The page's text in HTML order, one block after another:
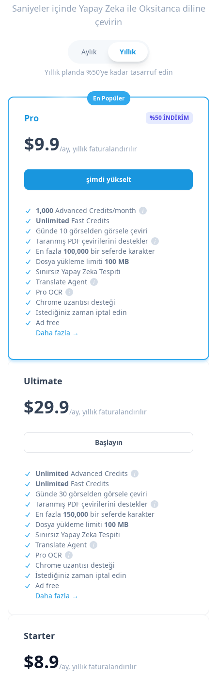
Saniyeler içinde Yapay Zeka ile Oksitanca diline
çevirin
Aylık Yıllık
Yıllık planda %50’ye kadar tasarruf edin
Starter
$8.9/ay, yıllık faturalandırılır
En Popüler
Pro %50 İNDİRİM
$9.9/ay, yıllık faturalandırılır
şimdi yükselt
1,000 Advanced Credits/month
i
Unlimited Fast Credits
Günde 10 görselden görsele çeviri
Taranmış PDF çevirilerini destekler
i
En fazla 100,000 bir seferde karakter
Dosya yükleme limiti 100 MB
Sınırsız Yapay Zeka Tespiti
Translate Agent
i
Pro OCR
i
Chrome uzantısı desteği
İstediğiniz zaman iptal edin
Ad free
Daha fazla →
Ultimate
$29.9/ay, yıllık faturalandırılır
Başlayın
Unlimited Advanced Credits
i
Unlimited Fast Credits
Günde 30 görselden görsele çeviri
Taranmış PDF çevirilerini destekler
i
En fazla 150,000 bir seferde karakter
Dosya yükleme limiti 100 MB
Sınırsız Yapay Zeka Tespiti
Translate Agent
i
Pro OCR
i
Chrome uzantısı desteği
İstediğiniz zaman iptal edin
Ad free
Daha fazla →